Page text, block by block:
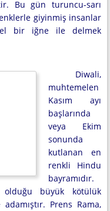
Bu gün turuncu-sarı
giyinmiş insanlar
bir iğne ile delmek
Diwali,
muhtemelen
Kasım ayı
başlarında
veya Ekim
sonunda
kutlanan en
renkli Hindu
bayramıdır.
olduğu büyük kötülük
Prens Rama,